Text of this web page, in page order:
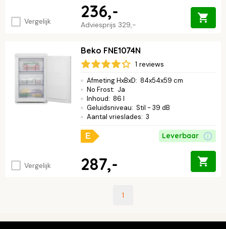
Vergelijk Adviesprijs 329,-
236,-
Vergelijk
Beko FNE1074N
1 reviews
Afmeting HxBxD: 84x54x59 cm
No Frost: Ja
Inhoud: 86 l
Geluidsniveau: Stil - 39 dB
Aantal vrieslades: 3
E Leverbaar
287,-
1